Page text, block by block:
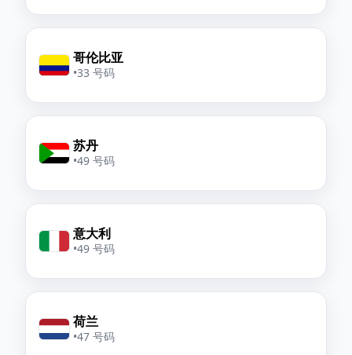
哥伦比亚
•33 号码
苏丹
•49 号码
意大利
•49 号码
荷兰
•47 号码